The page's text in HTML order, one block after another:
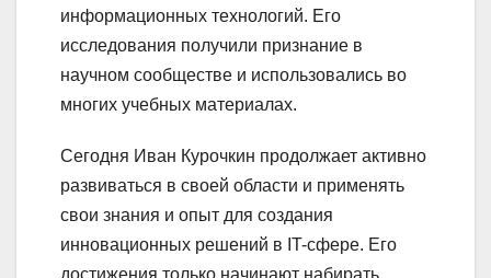
информационных технологий. Его
исследования получили признание в
научном сообществе и использовались во
многих учебных материалах.
Сегодня Иван Курочкин продолжает активно
развиваться в своей области и применять
свои знания и опыт для создания
инновационных решений в IT-сфере. Его